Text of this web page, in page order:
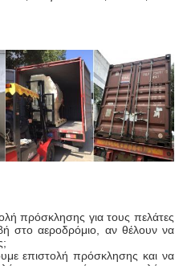
πρόσκλησης για τους πελάτες
στο αεροδρόμιο, αν θέλουν να
επιστολή πρόσκλησης και να